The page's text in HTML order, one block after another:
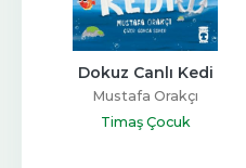
Dokuz Canlı Kedi
Mustafa Orakçı
Timaş Çocuk